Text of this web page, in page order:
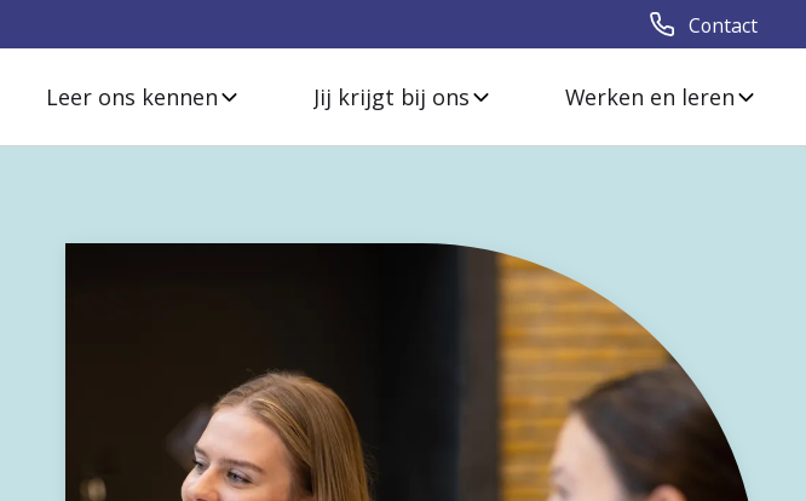
Leer ons kennen Jij krijgt bij ons Werken en leren
Contact